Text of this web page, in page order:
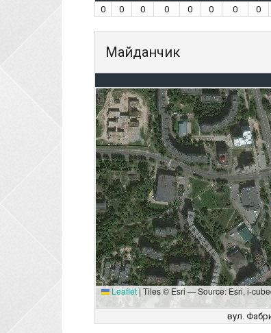
0 0 0 0 0 0 0 0
Майданчик
Leaflet | Tiles © Esri — Source: Esri, i-
вул.